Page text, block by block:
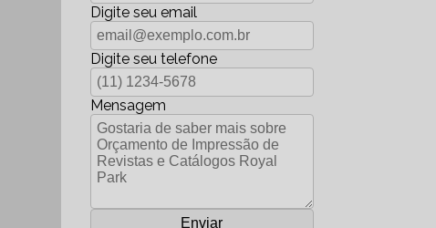
Digite seu email
Digite seu telefone
Mensagem